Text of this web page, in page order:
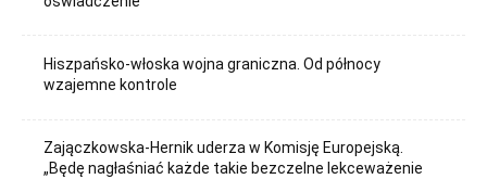
Hiszpańsko-włoska wojna graniczna. Od północy
wzajemne kontrole
Zajączkowska-Hernik uderza w Komisję Europejską.
„Będę nagłaśniać każde takie bezczelne lekceważenie